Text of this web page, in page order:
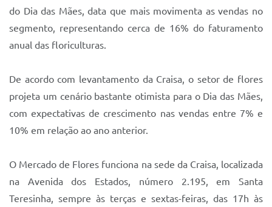
Portal da Educação
Quadra Fiscal
Autarquias
do Dia das Mães, data que mais movimenta as vendas no
segmento, representando cerca de 16% do faturamento
anual das floriculturas.
De acordo com levantamento da Craisa, o setor de flores
projeta um cenário bastante otimista para o Dia das Mães,
com expectativas de crescimento nas vendas entre 7% e
10% em relação ao ano anterior.
O Mercado de Flores funciona na sede da Craisa, localizada
na Avenida dos Estados, número 2.195, em Santa
Teresinha, sempre às terças e sextas-feiras, das 17h às